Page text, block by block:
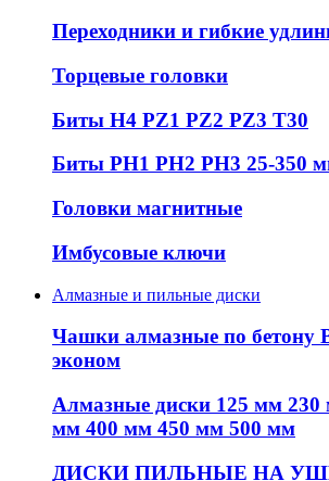
Переходники и гибкие
Торцевые головки
Биты H4 PZ1 PZ2 PZ3 T30
Биты PH1 PH2 PH3 25-350
Головки магнитные
Имбусовые ключи
Алмазные и пильные диски
Чашки алмазные по
эконом
Алмазные диски 125 мм
мм 400 мм 450 мм 500 мм
ДИСКИ ПИЛЬНЫЕ НА